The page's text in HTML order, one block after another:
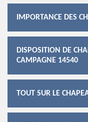
IMPORTANCE DES
DISPOSITION DE
CAMPAGNE 14540
TOUT SUR LE